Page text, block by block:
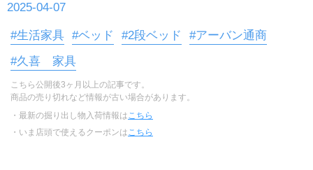
2025-04-07
#生活家具 #ベッド #2段ベッド
#アーバン通商
#久喜 家具
こちら公開後3ヶ月以上の記事です。
商品の売り切れなど情報が古い場合があります。
・最新の掘り出し物入荷情報は こちら
・いま店頭で使えるクーポンは こちら